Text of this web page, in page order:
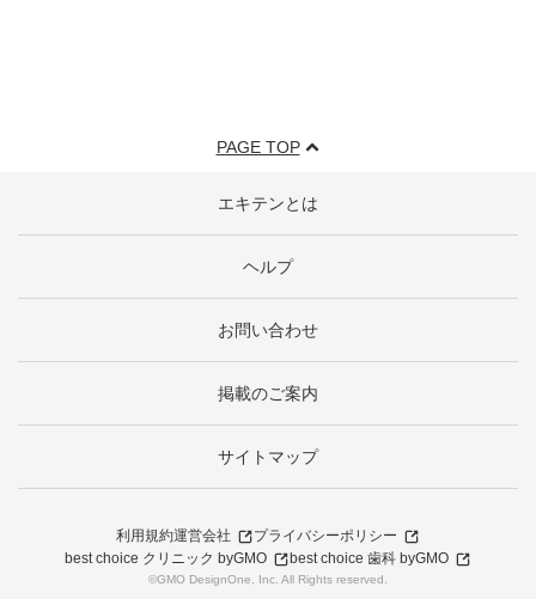
PAGE TOP
エキテンとは
ヘルプ
お問い合わせ
掲載のご案内
サイトマップ
利用規約運営会社
プライバシーポリシー
best choice クリニック byGMO
best choice 歯科 byGMO
©GMO DesignOne, Inc. All Rights reserved.